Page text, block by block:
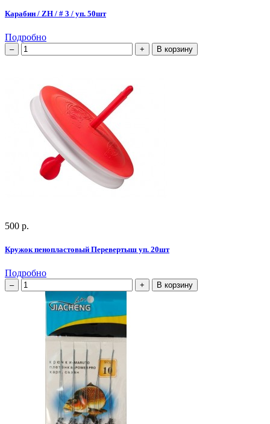
Карабин / ZH / # 3 / уп. 50шт
Подробно
В корзину
500 р.
Кружок пенопластовый Перевертыш уп. 20шт
Подробно
В корзину